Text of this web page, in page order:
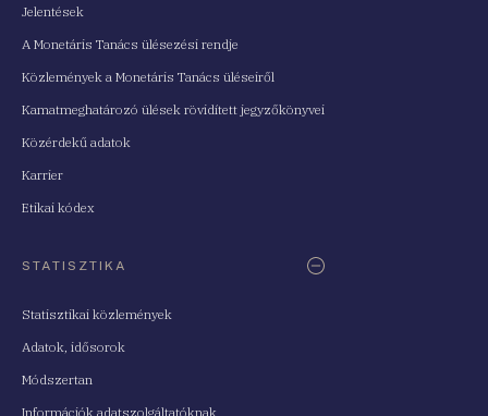
Jelentések
A Monetáris Tanács ülésezési rendje
Közlemények a Monetáris Tanács üléseiről
Kamatmeghatározó ülések rövidített jegyzőkönyvei
Közérdekű adatok
Karrier
Etikai kódex
STATISZTIKA
Statisztikai közlemények
Adatok, idősorok
Módszertan
Információk adatszolgáltatóknak